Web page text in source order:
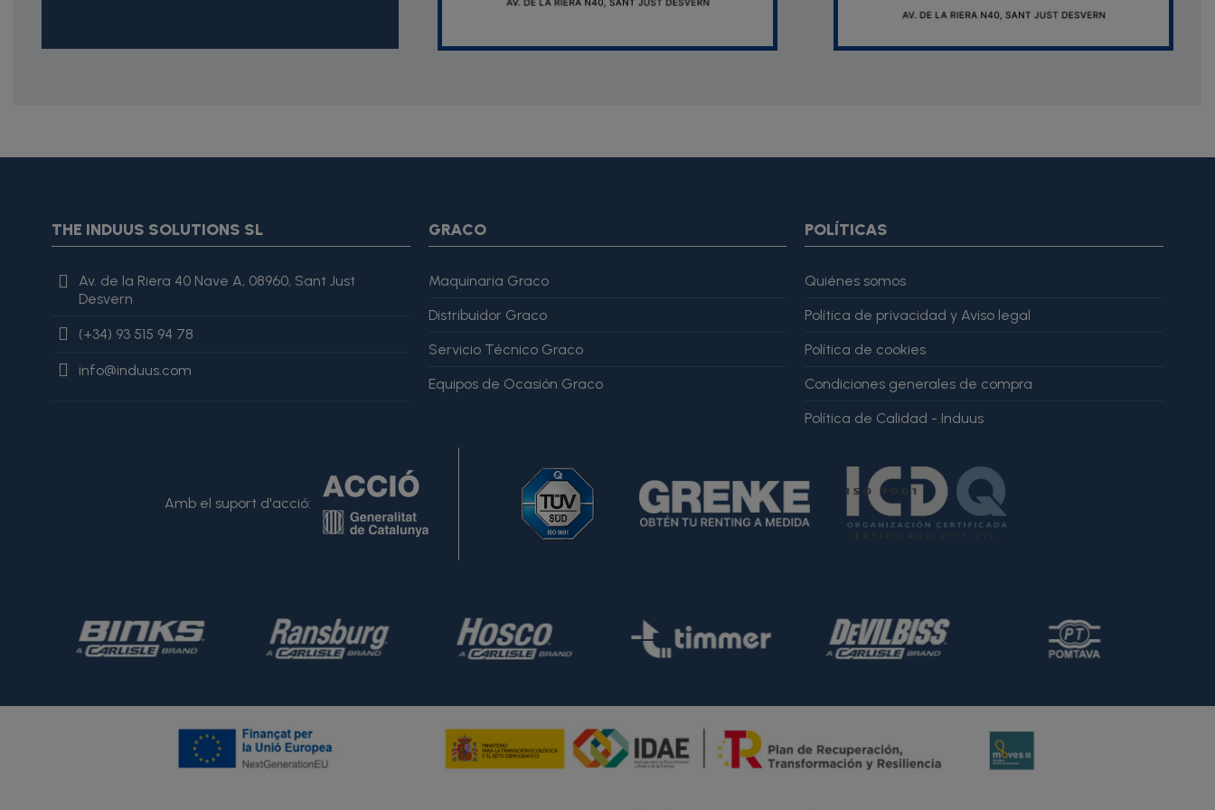
THE INDUUS SOLUTIONS SL
Av. de la Riera 40 Nave A, 08960, Sant Just
Desvern
(+34) 93 515 94 78
info@induus.com
GRACO
Maquinaria Graco
Distribuidor Graco
Servicio Técnico Graco
Equipos de Ocasión Graco
POLÍTICAS
Quiénes somos
Política de privacidad y Aviso legal
Política de cookies
Condiciones generales de compra
Política de Calidad - Induus
Amb el suport d'acció:
"review": { "@type": "Review", "author": { "@type": "Person", "name": "Alfonso Martínez" }, "reviewRating": { "@type": "Rating", "ratingValue": 4, "bestRating": 5 }, "reviewBody": "Este producto
es excelente, lo recomiendo totalmente." }